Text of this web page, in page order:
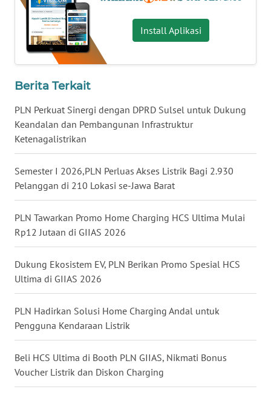
Install Aplikasi
Berita Terkait
PLN Perkuat Sinergi dengan DPRD Sulsel untuk Dukung
Keandalan dan Pembangunan Infrastruktur
Ketenagalistrikan
Semester I 2026,PLN Perluas Akses Listrik Bagi 2.930
Pelanggan di 210 Lokasi se-Jawa Barat
PLN Tawarkan Promo Home Charging HCS Ultima Mulai
Rp12 Jutaan di GIIAS 2026
Dukung Ekosistem EV, PLN Berikan Promo Spesial HCS
Ultima di GIIAS 2026
PLN Hadirkan Solusi Home Charging Andal untuk
Pengguna Kendaraan Listrik
Beli HCS Ultima di Booth PLN GIIAS, Nikmati Bonus
Voucher Listrik dan Diskon Charging
WN
MALUKU
MALUT
WN
DAIRI
DANAU
TOBA
WN
NIAS
WN
LANGKAT
WN
SELATAN
WN
TANJUNG
LESUNG